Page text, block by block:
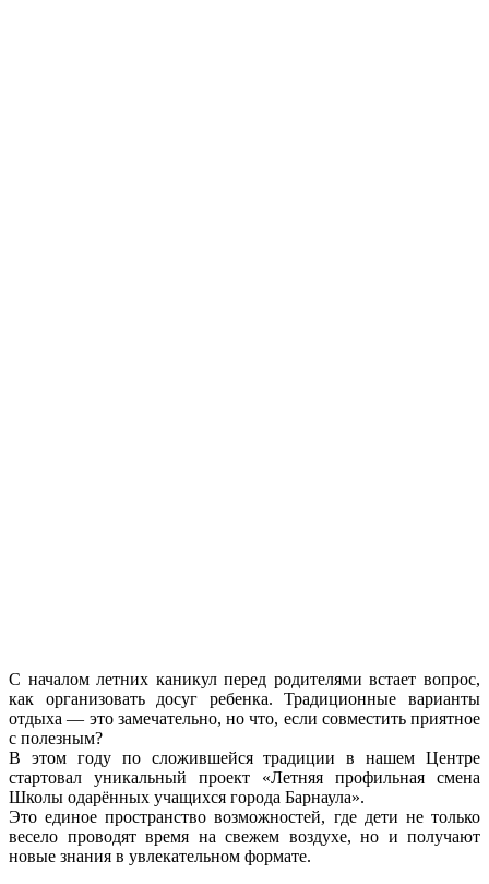
С началом летних каникул перед родителями встает вопрос,
как организовать досуг ребенка. Традиционные варианты
отдыха — это замечательно, но что, если совместить приятное
с полезным?
В этом году по сложившейся традиции в нашем Центре
стартовал уникальный проект «Летняя профильная смена
Школы одарённых учащихся города Барнаула».
Это единое пространство возможностей, где дети не только
весело проводят время на свежем воздухе, но и получают
новые знания в увлекательном формате.